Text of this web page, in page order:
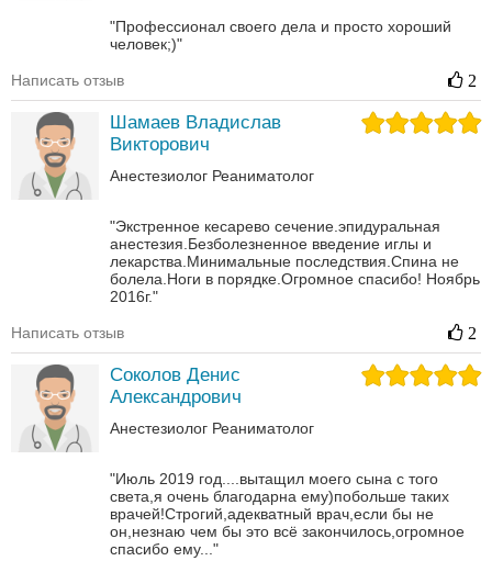
"Профессионал своего дела и просто хороший
человек;)"
Написать отзыв 2
Шамаев Владислав
Викторович
Анестезиолог Реаниматолог
"Экстренное кесарево сечение.эпидуральная
анестезия.Безболезненное введение иглы и
лекарства.Минимальные последствия.Спина не
болела.Ноги в порядке.Огромное спасибо! Ноябрь
2016г."
Написать отзыв 2
Соколов Денис
Александрович
Анестезиолог Реаниматолог
"Июль 2019 год....вытащил моего сына с того
света,я очень благодарна ему)побольше таких
врачей!Строгий,адекватный врач,если бы не
он,незнаю чем бы это всё закончилось,огромное
спасибо ему..."